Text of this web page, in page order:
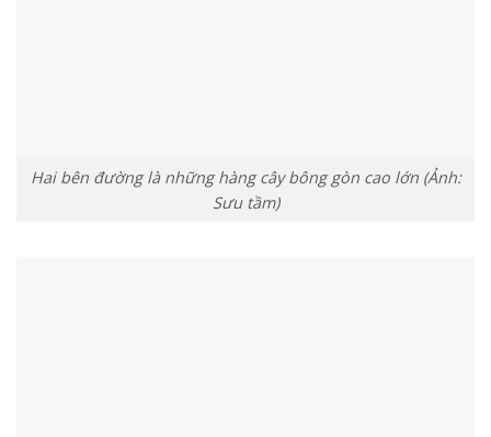
Hai bên đường là những hàng cây bông gòn cao lớn (Ảnh:
Sưu tầm)